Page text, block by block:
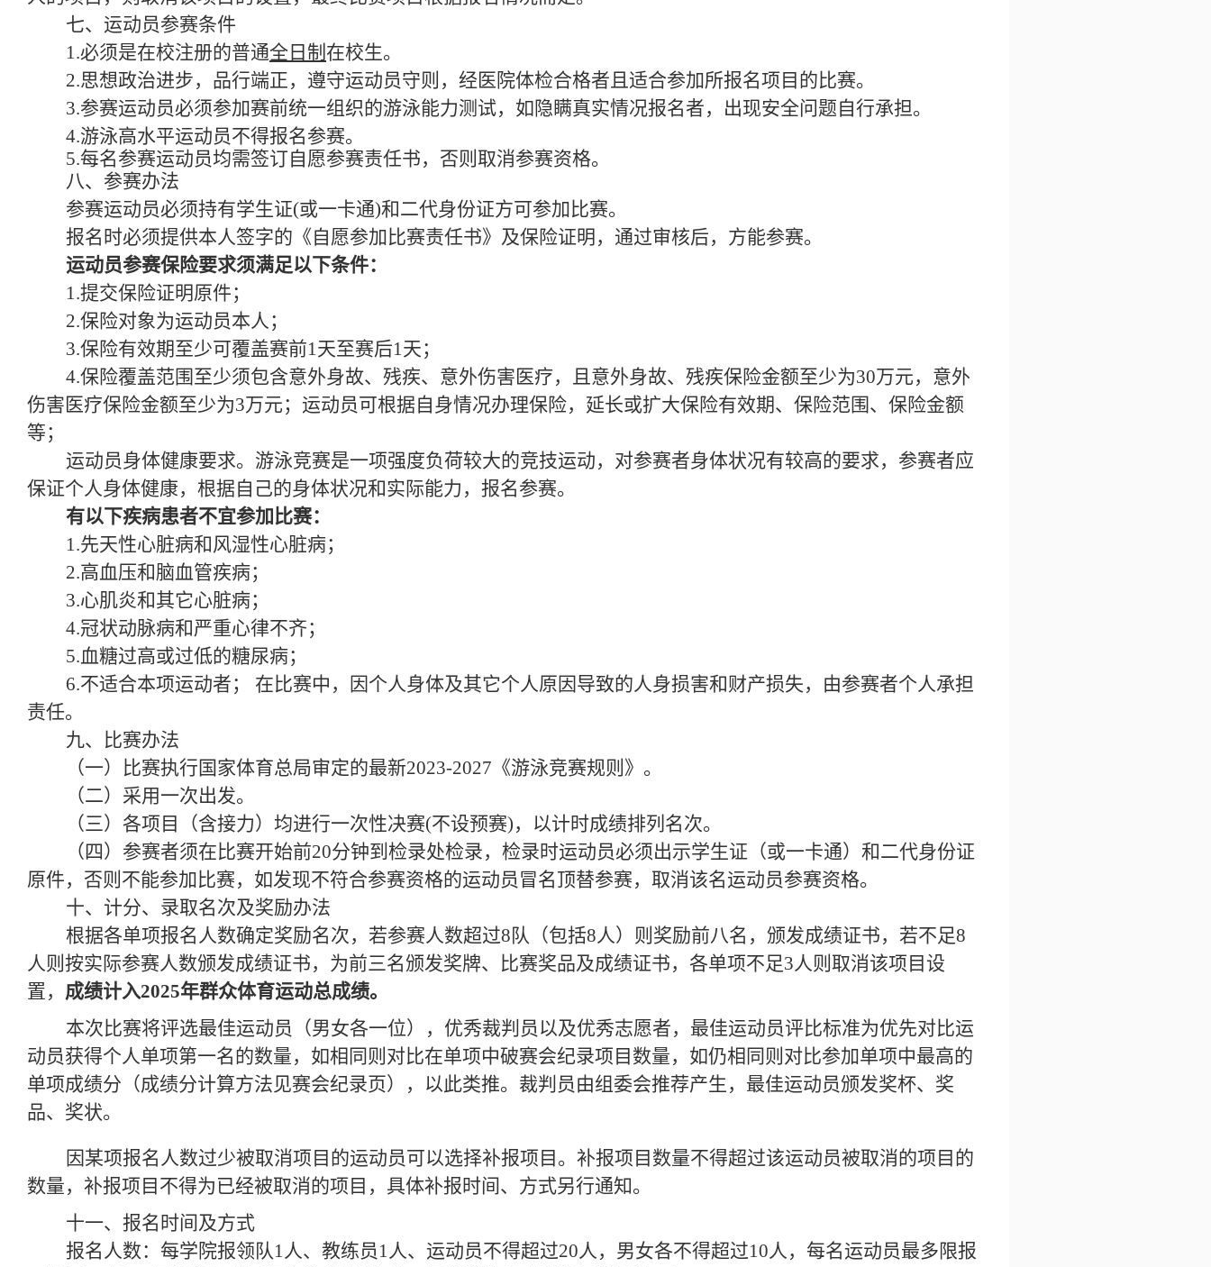
七、运动员参赛条件
1.必须是在校注册的普通全日制 在校生。
2.思想政治进步，品行端正，遵守运动员守则，经医院体检合格者且适合参加所报名项目的比赛。
3.参赛运动员必须参加赛前统一组织的游泳能力测试，如隐瞒真实情况报名者，出现安全问题自行承担。
4.游泳高水平运动员不得报名参赛。
5.每名参赛运动员均需签订自愿参赛责任书，否则取消参赛资格。
八、参赛办法
参赛运动员必须持有学生证(或一卡通)和二代身份证方可参加比赛。
报名时必须提供本人签字的《自愿参加比赛责任书》及保险证明，通过审核后，方能参赛。
运动员参赛保险要求须满足以下条件：
1.提交保险证明原件；
2.保险对象为运动员本人；
3.保险有效期至少可覆盖赛前1天至赛后1天；
4.保险覆盖范围至少须包含意外身故、残疾、意外伤害医疗，且意外身故、残疾保险金额至少为30万元，意外
伤害医疗保险金额至少为3万元；运动员可根据自身情况办理保险，延长或扩大保险有效期、保险范围、保险金额
等；
运动员身体健康要求。游泳竞赛是一项强度负荷较大的竞技运动，对参赛者身体状况有较高的要求，参赛者应
保证个人身体健康，根据自己的身体状况和实际能力，报名参赛。
有以下疾病患者不宜参加比赛：
1.先天性心脏病和风湿性心脏病；
2.高血压和脑血管疾病；
3.心肌炎和其它心脏病；
4.冠状动脉病和严重心律不齐；
5.血糖过高或过低的糖尿病；
6.不适合本项运动者； 在比赛中，因个人身体及其它个人原因导致的人身损害和财产损失，由参赛者个人承担
责任。
九、比赛办法
（一）比赛执行国家体育总局审定的最新2023-2027《游泳竞赛规则》。
（二）采用一次出发。
（三）各项目（含接力）均进行一次性决赛(不设预赛)，以计时成绩排列名次。
（四）参赛者须在比赛开始前20分钟到检录处检录，检录时运动员必须出示学生证（或一卡通）和二代身份证
原件，否则不能参加比赛，如发现不符合参赛资格的运动员冒名顶替参赛，取消该名运动员参赛资格。
十、计分、录取名次及奖励办法
根据各单项报名人数确定奖励名次，若参赛人数超过8队（包括8人）则奖励前八名，颁发成绩证书，若不足8
人则按实际参赛人数颁发成绩证书，为前三名颁发奖牌、比赛奖品及成绩证书，各单项不足3人则取消该项目设
置， 成绩计入2025年群众体育运动总成绩。
本次比赛将评选最佳运动员（男女各一位）
， 优秀裁判 员以及优秀志愿者，最佳运动员评比标准为优先对比运
动员获得个人单项第一名的数量，如相同则对比在单项中破赛会纪录项目数量，如仍相同则对比参加单项中最高的
单项成绩分（成绩分计算方法见赛会纪录页），以此类推。裁判员由组委会推荐产生，最佳运动员颁发奖杯、奖
品、奖状。
因某项报名人数过少被取消项目的运动员可以选择补报项目。补报项目数量不得超过该运动员被取消的项目的
数量，补报项目不得为已经被取消的项目，具体补报时间、方式另行通知。
十一、报名时间及方式
报名人数：每学院报领队1人、教练员1人、运动员不得超过20人，男女各不得超过10人，每名运动员最多限报